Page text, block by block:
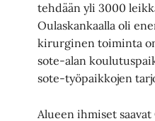
tehdään yli 3000
Oulaskankaalla oli
kirurginen toiminta on
sote-alan
sote-työpaikkojen
Alueen ihmiset